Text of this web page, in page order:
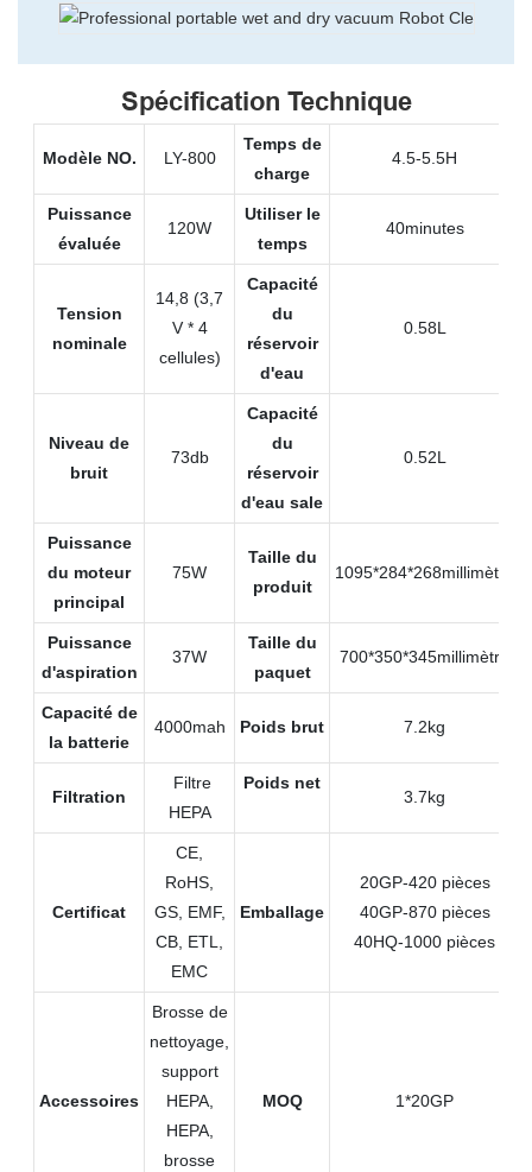
Spécification Technique
Modèle NO. LY-800
Temps de
charge
4.5-5.5H
Puissance
évaluée
120W
Utiliser le
temps
40minutes
Tension
nominale
14,8 (3,7
V * 4
cellules)
Capacité
du
réservoir
d'eau
0.58L
Niveau de
bruit
73db
Capacité
du
réservoir
d'eau sale
0.52L
Puissance
du moteur
principal
75W
Taille du
produit
1095*284*268millimètre
Puissance
d'aspiration
37W
Taille du
paquet
700*350*345millimètre
Capacité de
la batterie
4000mah Poids brut 7.2kg
Filtration
Filtre
HEPA
Poids net
3.7kg
Certificat
CE,
RoHS,
GS, EMF,
CB, ETL,
EMC
Emballage
20GP-420 pièces
40GP-870 pièces
40HQ-1000 pièces
Accessoires
Brosse de
nettoyage,
support
HEPA,
HEPA,
brosse
MOQ 1*20GP